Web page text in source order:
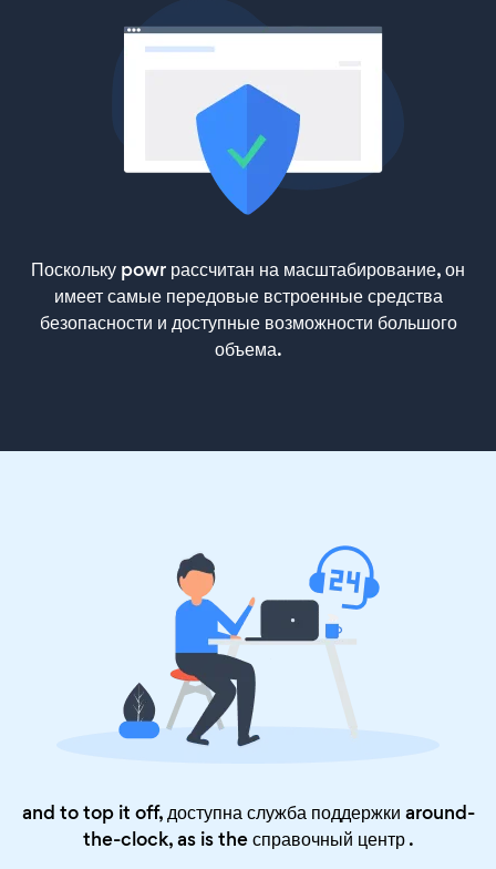
Поскольку powr рассчитан на масштабирование, он
имеет самые передовые встроенные средства
безопасности и доступные возможности большого
объема.
and to top it off, доступна служба поддержки around-
the-clock, as is theсправочный центр.